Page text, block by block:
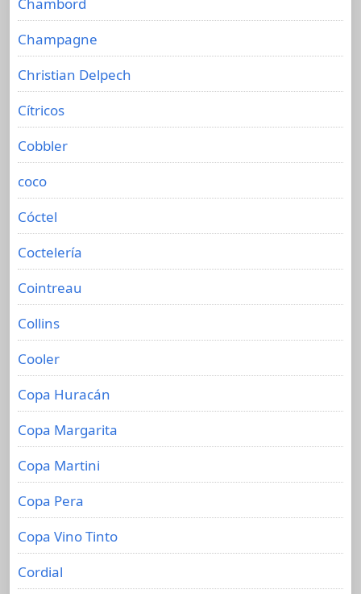
Champagne
Christian Delpech
Cítricos
Cobbler
coco
Cóctel
Coctelería
Cointreau
Collins
Cooler
Copa Huracán
Copa Margarita
Copa Martini
Copa Pera
Copa Vino Tinto
Cordial